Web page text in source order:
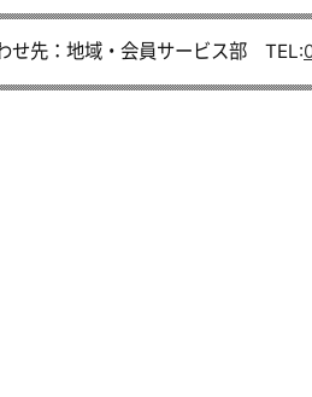
せ先：地域・会員サービス部 TEL: